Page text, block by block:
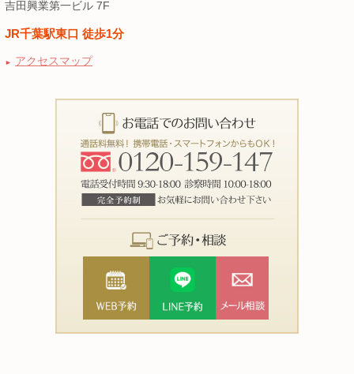
吉田興業第一ビル 7F
JR千葉駅東口 徒歩1分
► アクセスマップ